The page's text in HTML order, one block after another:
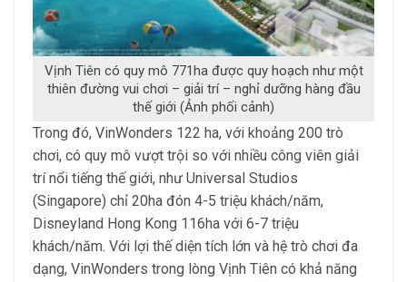
Vịnh Tiên có quy mô 771ha được quy hoạch như một
thiên đường vui chơi – giải trí – nghỉ dưỡng hàng đầu
thế giới (Ảnh phối cảnh)
Trong đó, VinWonders 122 ha, với khoảng 200 trò
chơi, có quy mô vượt trội so với nhiều công viên giải
trí nổi tiếng thế giới, như Universal Studios
(Singapore) chỉ 20ha đón 4-5 triệu khách/năm,
Disneyland Hong Kong 116ha với 6-7 triệu
khách/năm. Với lợi thế diện tích lớn và hệ trò chơi đa
dạng, VinWonders trong lòng Vịnh Tiên có khả năng